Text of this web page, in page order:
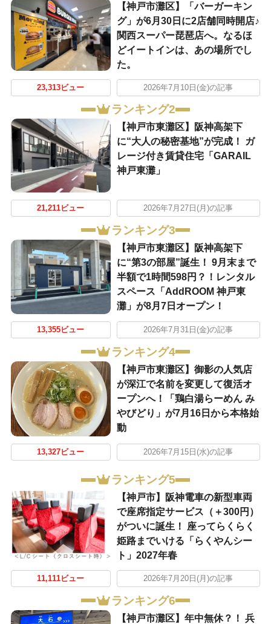
【神戸市灘区】「バーガーキン
グ」が6月30日に2店舗同時開店♪
関西スーパー琵琶店へ。なるほ
どイートインは、あの場所でし
た。
23,313ビュー 2026年7月10日(金)の記事
ランキング2
【神戸市東灘区】阪神高架下
に“大人の秘密基地”が完成！ ガ
レージ付き賃貸住宅「GARAIL
神戸東灘」
21,211ビュー 2026年7月27日(月)の記事
ランキング3
【神戸市東灘区】阪神高架下
に“第3の部屋”誕生！ 9月末まで
半額で1時間598円？！レンタル
スペース「AddROOM 神戸東
灘」が8月7日オープン！
13,355ビュー 2026年7月31日(金)の記事
ランキング4
【神戸市東灘区】御影の人気店
が深江で名前を変更して復活オ
ープンへ！「鶏白湯らーめん み
やびどり」が7月16日から本格始
動
13,327ビュー 2026年7月15日(水)の記事
ランキング5
【神戸市】阪神電車の新型車両
で座席指定サービス（＋300円）
がついに誕生！ 座ってらくらく
姫路までいける「らくやんシー
ト」2027年春
11,111ビュー 2026年7月20日(月)の記事
ランキング6
【神戸市灘区】年中無休？！ 兵